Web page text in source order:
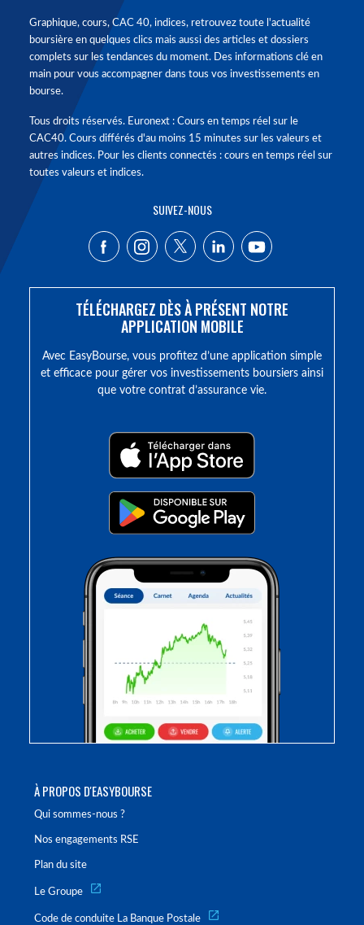
À PROPOS D'EASYBOURSE
Qui sommes-nous ?
Nos engagements RSE
Plan du site
Le Groupe
Code de conduite La Banque Postale
Graphique, cours, CAC 40, indices, retrouvez toute l'actualité
boursière en quelques clics mais aussi des articles et dossiers
complets sur les tendances du moment. Des informations clé en
main pour vous accompagner dans tous vos investissements en
bourse.
Tous droits réservés. Euronext : Cours en temps réel sur le
CAC40. Cours différés d'au moins 15 minutes sur les valeurs et
autres indices. Pour les clients connectés : cours en temps réel sur
toutes valeurs et indices.
SUIVEZ-NOUS
TÉLÉCHARGEZ DÈS À PRÉSENT NOTRE
APPLICATION MOBILE
Avec EasyBourse, vous profitez d’une application simple
et efficace pour gérer vos investissements boursiers ainsi
que votre contrat d’assurance vie.